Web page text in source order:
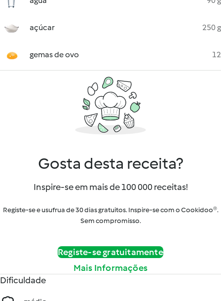
açúcar 250 g
gemas de ovo 12
Gosta desta receita?
Inspire-se em mais de 100 000 receitas!
Registe-se e usufrua de 30 dias gratuitos. Inspire-se com o Cookidoo®.
Sem compromisso.
Registe-se gratuitamente
Mais Informações
Dificuldade